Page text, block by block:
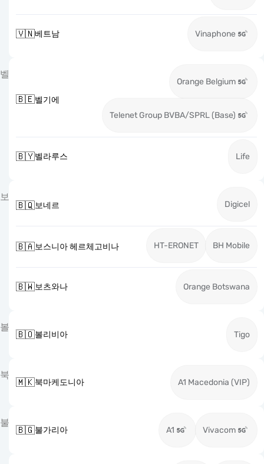
🇻🇳베트남 Vinaphone
벨
🇧🇪벨기에
Orange Belgium
Telenet Group BVBA/SPRL (Base)
🇧🇾벨라루스 Life
보
🇧🇶보네르 Digicel
🇧🇦보스니아 헤르체고비나 HT-ERONET BH Mobile
🇧🇼보츠와나 Orange Botswana
볼
🇧🇴볼리비아 Tigo
북
🇲🇰북마케도니아 A1 Macedonia (VIP)
불
🇧🇬불가리아 A1 Vivacom